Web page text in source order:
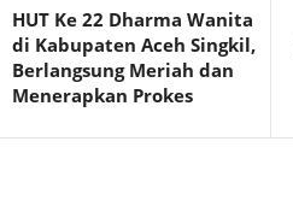
HUT Ke 22 Dharma Wanita
di Kabupaten Aceh Singkil,
Berlangsung Meriah dan
Menerapkan Prokes